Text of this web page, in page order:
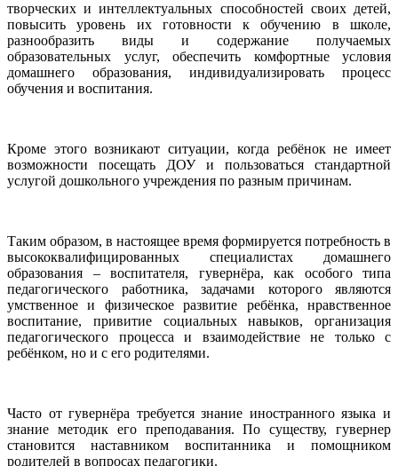
творческих и интеллектуальных способностей своих детей,
повысить уровень их готовности к обучению в школе,
разнообразить виды и содержание получаемых
образовательных услуг, обеспечить комфортные условия
домашнего образования, индивидуализировать процесс
обучения и воспитания.
Кроме этого возникают ситуации, когда ребёнок не имеет
возможности посещать ДОУ и пользоваться стандартной
услугой дошкольного учреждения по разным причинам.
Таким образом, в настоящее время формируется потребность в
высококвалифицированных специалистах домашнего
образования – воспитателя, гувернёра, как особого типа
педагогического работника, задачами которого являются
умственное и физическое развитие ребёнка, нравственное
воспитание, привитие социальных навыков, организация
педагогического процесса и взаимодействие не только с
ребёнком, но и с его родителями.
Часто от гувернёра требуется знание иностранного языка и
знание методик его преподавания. По существу, гувернер
становится наставником воспитанника и помощником
родителей в вопросах педагогики.